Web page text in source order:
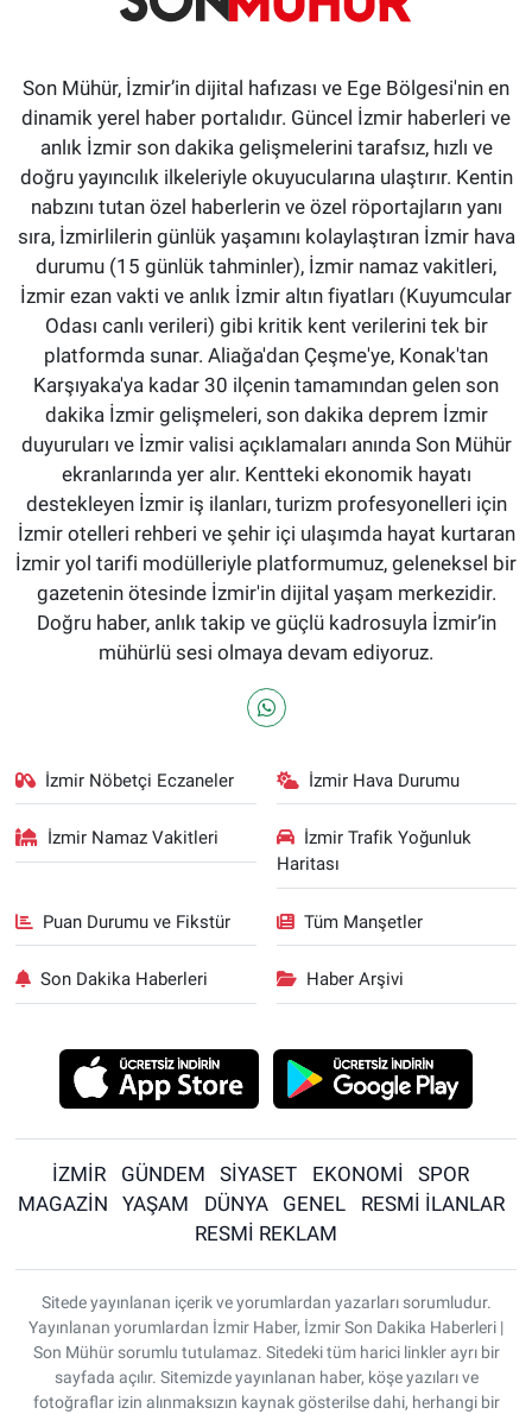
Son Mühür, İzmir’in dijital hafızası ve Ege Bölgesi'nin en
dinamik yerel haber portalıdır. Güncel İzmir haberleri ve
anlık İzmir son dakika gelişmelerini tarafsız, hızlı ve
doğru yayıncılık ilkeleriyle okuyucularına ulaştırır. Kentin
nabzını tutan özel haberlerin ve özel röportajların yanı
sıra, İzmirlilerin günlük yaşamını kolaylaştıran İzmir hava
durumu (15 günlük tahminler), İzmir namaz vakitleri,
İzmir ezan vakti ve anlık İzmir altın fiyatları (Kuyumcular
Odası canlı verileri) gibi kritik kent verilerini tek bir
platformda sunar. Aliağa'dan Çeşme'ye, Konak'tan
Karşıyaka'ya kadar 30 ilçenin tamamından gelen son
dakika İzmir gelişmeleri, son dakika deprem İzmir
duyuruları ve İzmir valisi açıklamaları anında Son Mühür
ekranlarında yer alır. Kentteki ekonomik hayatı
destekleyen İzmir iş ilanları, turizm profesyonelleri için
İzmir otelleri rehberi ve şehir içi ulaşımda hayat kurtaran
İzmir yol tarifi modülleriyle platformumuz, geleneksel bir
gazetenin ötesinde İzmir'in dijital yaşam merkezidir.
Doğru haber, anlık takip ve güçlü kadrosuyla İzmir’in
mühürlü sesi olmaya devam ediyoruz.
İzmir Nöbetçi Eczaneler İzmir Hava Durumu
İzmir Namaz Vakitleri
İzmir Trafik Yoğunluk
Haritası
Puan Durumu ve Fikstür Tüm Manşetler
Son Dakika Haberleri Haber Arşivi
İZMİR GÜNDEM SİYASET EKONOMİ
SPOR
MAGAZİN
YAŞAM DÜNYA GENEL
RESMİ İLANLAR
RESMİ REKLAM
Sitede yayınlanan içerik ve yorumlardan yazarları sorumludur.
Yayınlanan yorumlardan İzmir Haber, İzmir Son Dakika Haberleri |
Son Mühür sorumlu tutulamaz. Sitedeki tüm harici linkler ayrı bir
sayfada açılır. Sitemizde yayınlanan haber, köşe yazıları ve
fotoğraflar izin alınmaksızın kaynak gösterilse dahi, herhangi bir